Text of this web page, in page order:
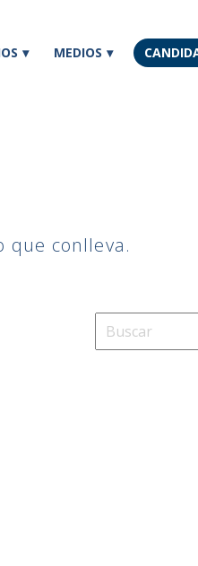
MEDIOS
que conlleva.
Esto es un